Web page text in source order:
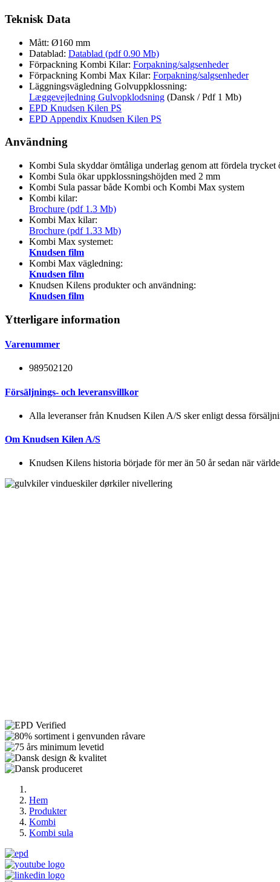
Teknisk Data
Mått: Ø160 mm
Datablad: Datablad (pdf 0.90 Mb)
Förpackning Kombi Kilar: Forpakning/salgsenheder
Förpackning Kombi Max Kilar: Forpakning/salgsenheder
Läggningsvägledning Golvuppklossning:
Læggevejledning Gulvopklodsning (Dansk / Pdf 1 Mb)
EPD Knudsen Kilen PS
EPD Appendix Knudsen Kilen PS
Användning
Kombi Sula skyddar ömtåliga underlag genom att fördela
Kombi Sula ökar uppklossningshöjden med 2 mm
Kombi Sula passar både Kombi och Kombi Max system
Kombi kilar:
Brochure (pdf 1.3 Mb)
Kombi Max kilar:
Brochure (pdf 1.33 Mb)
Kombi Max systemet:
Knudsen film
Kombi Max vägledning:
Knudsen film
Knudsen Kilens produkter och användning:
Knudsen film
Ytterligare information
Varenummer
989502120
Försäljnings- och leveransvillkor
Alla leveranser från Knudsen Kilen A/S sker enligt dessa
Om Knudsen Kilen A/S
Knudsen Kilens historia började för mer än 50 år sedan när
Hem
Produkter
Kombi
Kombi sula